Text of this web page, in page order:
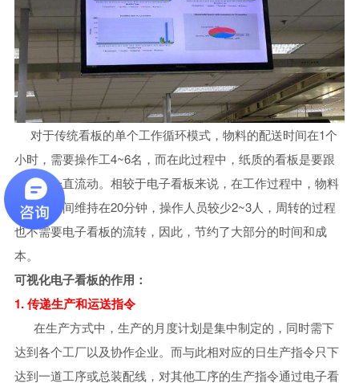
对于传统看板的单个工作循环模式，物料的配送时间在1个
小时，需要操作工4~6名，而在此过程中，纸质的看板是要跟
随物料一直流动。相较于电子看板来说，在工作过程中，物料
的周转时间维持在20分钟，操作人员较少2~3人，周转的过程
也不需要电子看板的流转，因此，节约了大部分的时间和成
本。
可视化电子看板的作用：
1. 传递生产和运送指令
在生产方式中，生产的月度计划是集中制定的，同时需下
达到各个工厂以及协作企业。而与此相对应的日生产指令只下
达到一道工序或总装配线，对其他工序的生产指令通过电子看